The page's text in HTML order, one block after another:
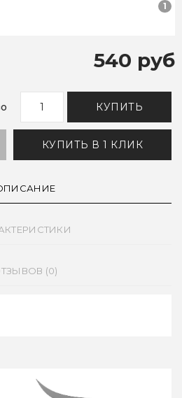
1
540 руб
КУПИТЬ
КУПИТЬ В 1 КЛИК
(0)